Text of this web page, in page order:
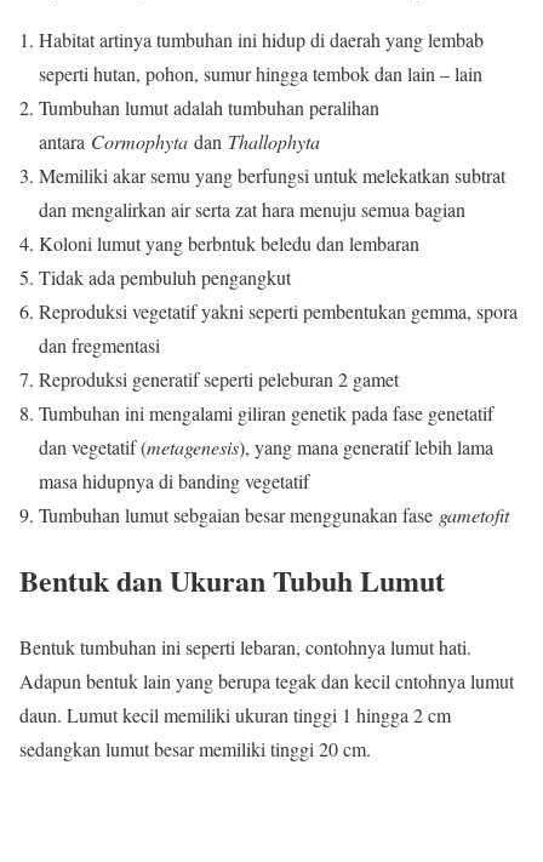
Habitat artinya tumbuhan ini hidup di daerah yang lembab
seperti hutan, pohon, sumur hingga tembok dan lain – lain
Tumbuhan lumut adalah tumbuhan peralihan
antara Cormophyta dan Thallophyta
Memiliki akar semu yang berfungsi untuk melekatkan subtrat
dan mengalirkan air serta zat hara menuju semua bagian
Koloni lumut yang berbntuk beledu dan lembaran
Tidak ada pembuluh pengangkut
Reproduksi vegetatif yakni seperti pembentukan gemma, spora
dan fregmentasi
Reproduksi generatif seperti peleburan 2 gamet
Tumbuhan ini mengalami giliran genetik pada fase genetatif
dan vegetatif (metagenesis), yang mana generatif lebih lama
masa hidupnya di banding vegetatif
Tumbuhan lumut sebgaian besar menggunakan fase gametofit
Bentuk dan Ukuran Tubuh Lumut
Bentuk tumbuhan ini seperti lebaran, contohnya lumut hati.
Adapun bentuk lain yang berupa tegak dan kecil cntohnya lumut
daun. Lumut kecil memiliki ukuran tinggi 1 hingga 2 cm
sedangkan lumut besar memiliki tinggi 20 cm.